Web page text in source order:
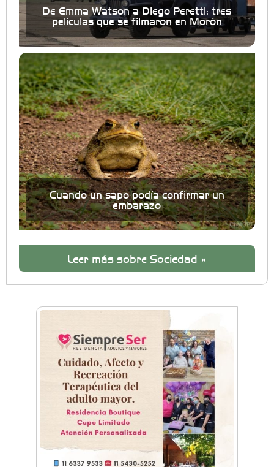
De Emma Watson a Diego Peretti: tres
películas que se filmaron en Morón
Cuando un sapo podía confirmar un
embarazo
Leer más sobre Sociedad »